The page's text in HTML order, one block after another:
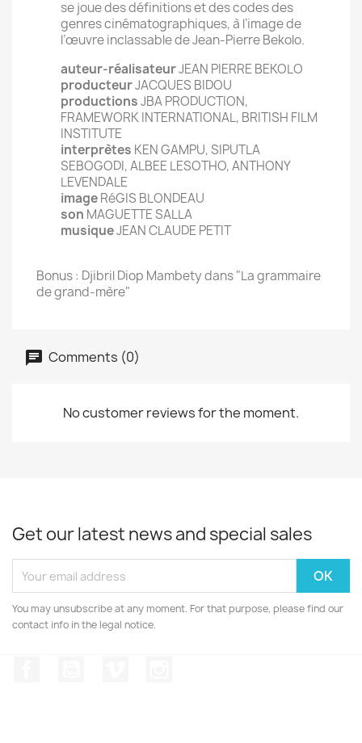
se joue des définitions et des codes des
genres cinématographiques, à l’image de
l’œuvre inclassable de Jean-Pierre Bekolo.
auteur-réalisateurJEAN PIERRE BEKOLO
producteurJACQUES BIDOU
productionsJBA PRODUCTION,
FRAMEWORK INTERNATIONAL, BRITISH FILM
INSTITUTE
interprètes KEN GAMPU, SIPUTLA
SEBOGODI, ALBEE LESOTHO, ANTHONY
LEVENDALE
imageRéGIS BLONDEAU
son MAGUETTE SALLA
musiqueJEAN CLAUDE PETIT
Bonus : Djibril Diop Mambety dans "La grammaire
de grand-mère"
Comments (0)
No customer reviews for the moment.
Get our latest news and special sales
You may unsubscribe at any moment. For that purpose, please find our
contact info in the legal notice.